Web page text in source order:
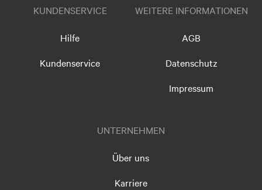
KUNDENSERVICE
Hilfe
Kundenservice
WEITERE INFORMATIONEN
AGB
Datenschutz
Impressum
UNTERNEHMEN
Über uns
Karriere